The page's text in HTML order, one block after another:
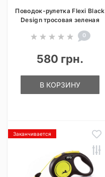
Поводок-рулетка Flexi Black
Design тросовая зеленая
0
580 грн.
В КОРЗИНУ
Заканчивается